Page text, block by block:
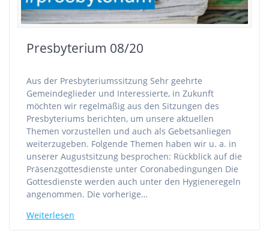
Presbyterium 08/20
Aus der Presbyteriumssitzung Sehr geehrte
Gemeindeglieder und Interessierte, in Zukunft
möchten wir regelmäßig aus den Sitzungen des
Presbyteriums berichten, um unsere aktuellen
Themen vorzustellen und auch als Gebetsanliegen
weiterzugeben. Folgende Themen haben wir u. a. in
unserer Augustsitzung besprochen: Rückblick auf die
Präsenzgottesdienste unter Coronabedingungen Die
Gottesdienste werden auch unter den Hygieneregeln
angenommen. Die vorherige…
Weiterlesen